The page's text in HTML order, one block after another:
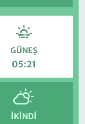
GÜNEŞ
05:21
İKINDI